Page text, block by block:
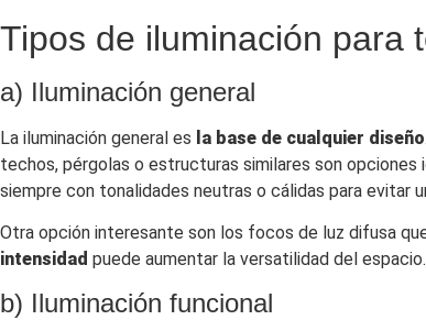
Tipos de iluminación para
a) Iluminación general
La iluminación general es la base de cualquier diseño
techos, pérgolas o estructuras similares son
siempre con tonalidades neutras o cálidas para evitar
Otra opción interesante son los focos de luz difusa
intensidad puede aumentar la versatilidad del espacio.
b) Iluminación funcional